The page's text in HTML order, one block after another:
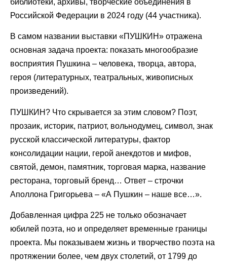
библиотеки, архивы, творческие объединения в
Российской Федерации в 2024 году (44 участника).
В самом названии выставки «ПУШКИН» отражена
основная задача проекта: показать многообразие
восприятия Пушкина – человека, творца, автора,
героя (литературных, театральных, живописных
произведений).
ПУШКИН? Что скрывается за этим словом? Поэт,
прозаик, историк, патриот, вольнодумец, символ, знак
русской классической литературы, фактор
консолидации нации, герой анекдотов и мифов,
святой, демон, памятник, торговая марка, название
ресторана, торговый бренд… Ответ – строчки
Аполлона Григорьева – «А Пушкин – наше все…».
Добавленная цифра 225 не только обозначает
юбилей поэта, но и определяет временные границы
проекта. Мы показываем жизнь и творчество поэта на
протяжении более, чем двух столетий, от 1799 до